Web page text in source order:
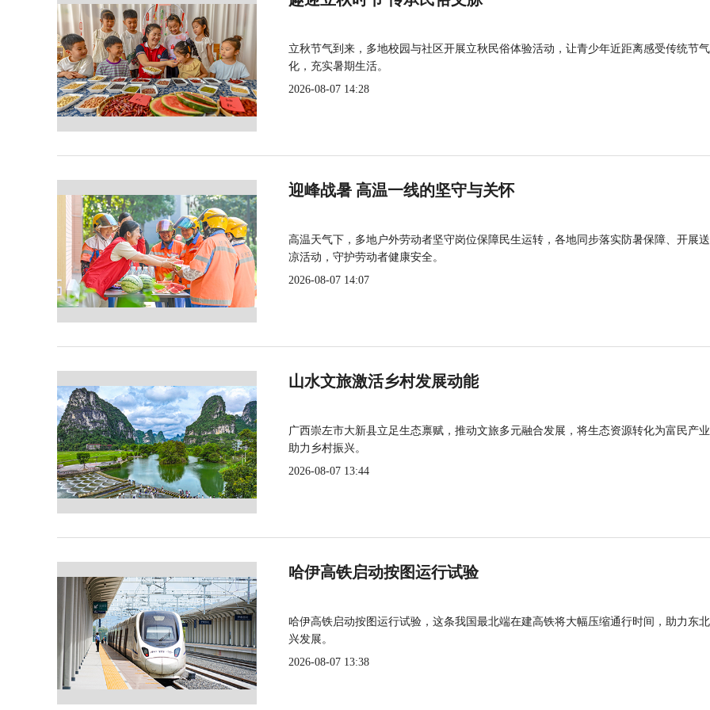
立秋节气到来，多地校园与社区开展立秋民俗体验活动，让青少年近距离感受传统节
化，充实暑期生活。
2026-08-07 14:28
迎峰战暑 高温一线的坚守与关怀
高温天气下，多地户外劳动者坚守岗位保障民生运转，各地同步落实防暑保障、开展
凉活动，守护劳动者健康安全。
2026-08-07 14:07
山水文旅激活乡村发展动能
广西崇左市大新县立足生态禀赋，推动文旅多元融合发展，将生态资源转化为富民产
助力乡村振兴。
2026-08-07 13:44
哈伊高铁启动按图运行试验
哈伊高铁启动按图运行试验，这条我国最北端在建高铁将大幅压缩通行时间，助力东
兴发展。
2026-08-07 13:38